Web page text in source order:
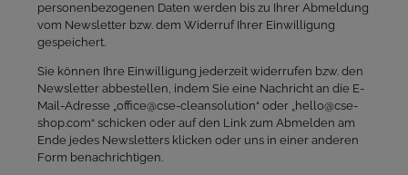
personenbezogenen Daten werden bis zu Ihrer Abmeldung
vom Newsletter bzw. dem Widerruf Ihrer Einwilligung
gespeichert.
Sie können Ihre Einwilligung jederzeit widerrufen bzw. den
Newsletter abbestellen, indem Sie eine Nachricht an die E-
Mail-Adresse „office@cse-cleansolution“ oder „hello@cse-
shop.com“ schicken oder auf den Link zum Abmelden am
Ende jedes Newsletters klicken oder uns in einer anderen
Form benachrichtigen.